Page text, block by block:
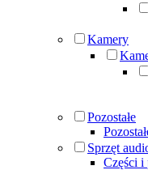
Kamery
Pozostałe
Sprzęt
Części i